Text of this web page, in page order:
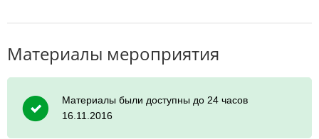
Материалы мероприятия
Материалы были доступны до 24 часов
16.11.2016